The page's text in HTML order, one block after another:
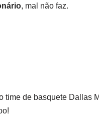
, mal não faz.
time de basquete Dallas